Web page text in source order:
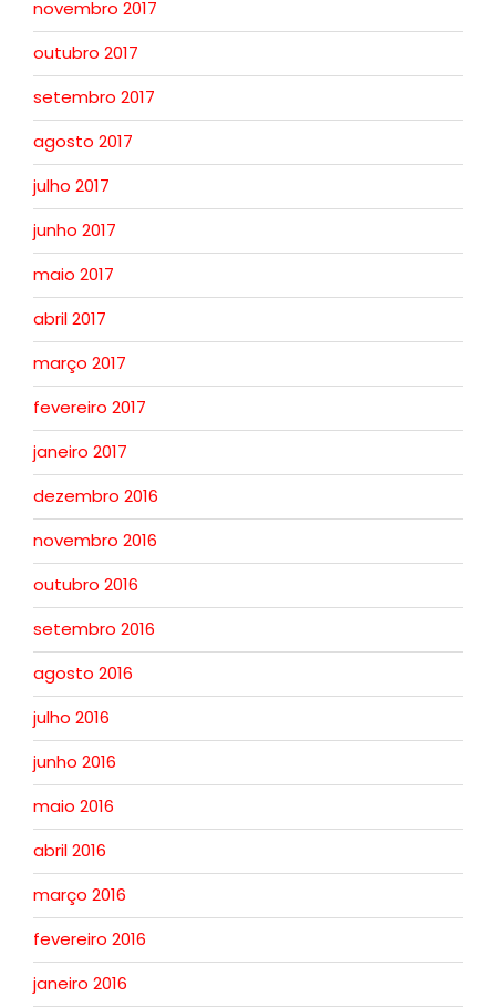
novembro 2017
outubro 2017
setembro 2017
agosto 2017
julho 2017
junho 2017
maio 2017
abril 2017
março 2017
fevereiro 2017
janeiro 2017
dezembro 2016
novembro 2016
outubro 2016
setembro 2016
agosto 2016
julho 2016
junho 2016
maio 2016
abril 2016
março 2016
fevereiro 2016
janeiro 2016